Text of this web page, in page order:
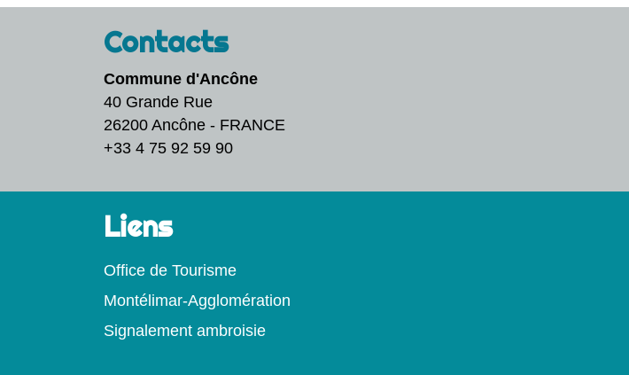
Contacts
Commune d'Ancône
40 Grande Rue
26200 Ancône - FRANCE
+33 4 75 92 59 90
Liens
Office de Tourisme
Montélimar-Agglomération
Signalement ambroisie